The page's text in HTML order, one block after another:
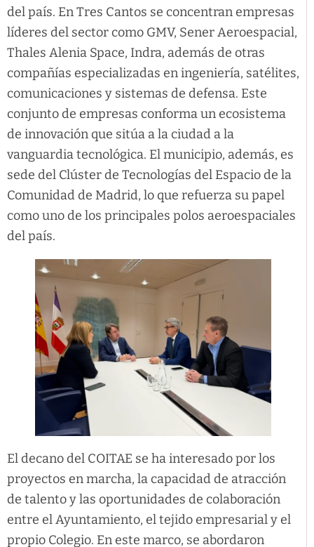
del país. En Tres Cantos se concentran empresas
líderes del sector como GMV, Sener Aeroespacial,
Thales Alenia Space, Indra, además de otras
compañías especializadas en ingeniería, satélites,
comunicaciones y sistemas de defensa. Este
conjunto de empresas conforma un ecosistema
de innovación que sitúa a la ciudad a la
vanguardia tecnológica. El municipio, además, es
sede del Clúster de Tecnologías del Espacio de la
Comunidad de Madrid, lo que refuerza su papel
como uno de los principales polos aeroespaciales
del país.
El decano del COITAE se ha interesado por los
proyectos en marcha, la capacidad de atracción
de talento y las oportunidades de colaboración
entre el Ayuntamiento, el tejido empresarial y el
propio Colegio. En este marco, se abordaron